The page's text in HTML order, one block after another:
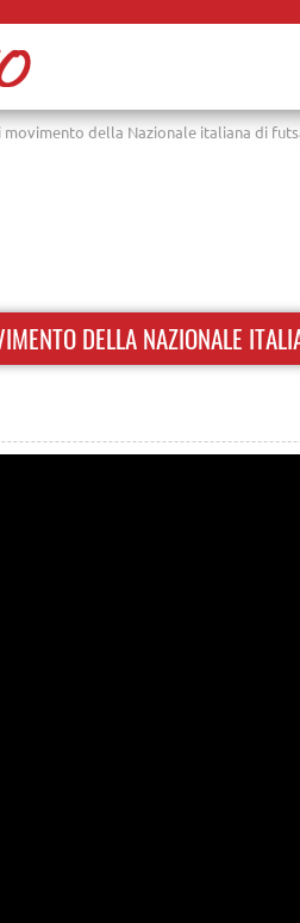
della Nazionale italiana di
DELLA NAZIONALE